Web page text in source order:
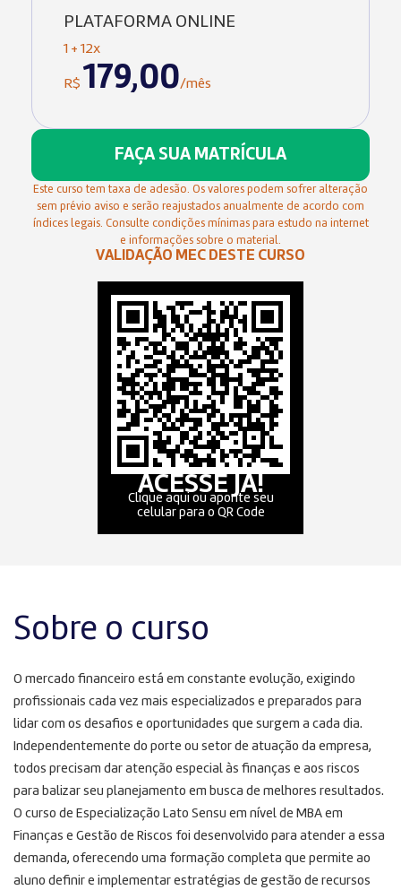
Sobre o curso
O mercado financeiro está em constante evolução, exigindo
profissionais cada vez mais especializados e preparados para
lidar com os desafios e oportunidades que surgem a cada dia.
Independentemente do porte ou setor de atuação da empresa,
todos precisam dar atenção especial às finanças e aos riscos
para balizar seu planejamento em busca de melhores resultados.
O curso de Especialização Lato Sensu em nível de MBA em
Finanças e Gestão de Riscos foi desenvolvido para atender a essa
demanda, oferecendo uma formação completa que permite ao
aluno definir e implementar estratégias de gestão de recursos
PLATAFORMA ONLINE
1 + 12x
R$ 179,00/mês
FAÇA SUA MATRÍCULA
Este curso tem taxa de adesão. Os valores podem sofrer alteração
sem prévio aviso e serão reajustados anualmente de acordo com
índices legais. Consulte condições mínimas para estudo na internet
e informações sobre o material.
VALIDAÇÃO MEC DESTE CURSO
ACESSE JÁ!
Clique aqui ou aponte seu
celular para o QR Code